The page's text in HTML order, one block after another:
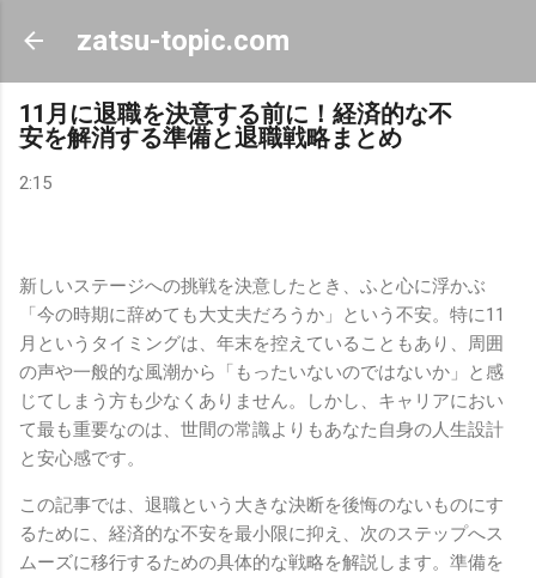
スキップしてメイン コンテンツに移動
zatsu-topic.com
11月に退職を決意する前に！経済的な不
安を解消する準備と退職戦略まとめ
2:15
新しいステージへの挑戦を決意したとき、ふと心に浮かぶ
「今の時期に辞めても大丈夫だろうか」という不安。特に11
月というタイミングは、年末を控えていることもあり、周囲
の声や一般的な風潮から「もったいないのではないか」と感
じてしまう方も少なくありません。しかし、キャリアにおい
て最も重要なのは、世間の常識よりもあなた自身の人生設計
と安心感です。
この記事では、退職という大きな決断を後悔のないものにす
るために、経済的な不安を最小限に抑え、次のステップへス
ムーズに移行するための具体的な戦略を解説します。準備を